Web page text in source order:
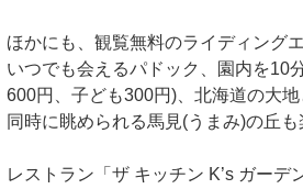
ほかにも、観覧無料のライディング
いつでも会えるパドック、園内を10
600円、子ども300円)、北海道の大
同時に眺められる馬見(うまみ)の丘も
レストラン「ザ キッチン K’s ガーデ